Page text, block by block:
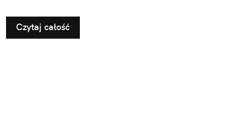
Czytaj całość